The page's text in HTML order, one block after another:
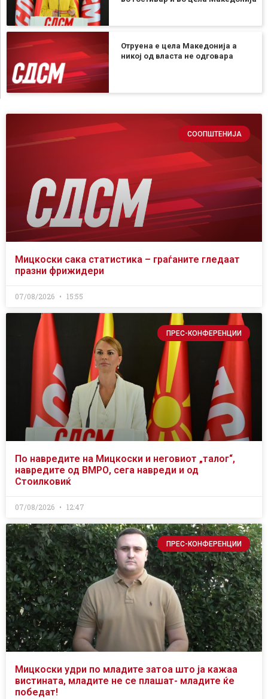
Отруена е цела Македонија а
никој од власта не одговара
СООПШТЕНИЈА
Мицкоски сака статистика – граѓаните гледаат
празни фрижидери
07/08/2026 15:55
ПРЕС-КОНФЕРЕНЦИИ
По навредите на Мицкоски и неговиот „талог“,
навредите од ВМРО, сега навреди и од
Стоилковиќ
07/08/2026 12:47
ПРЕС-КОНФЕРЕНЦИИ
Мицкоски удри по младите затоа што ја кажаа
вистината, младите не се плашат- младите ќе
победат!